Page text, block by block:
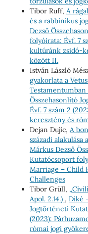
Tibor Ruff, A
és a rabbinikus
Dezső
folyóirata: Évf. 7
kultúránk zsidó-
között II.
István László
gyakorlata a
Testamentumban
Összehasonlító
Évf. 7 szám 2
keresztény és
Dejan Dujic, A
századi alakulása
Márkus Dezső
Kutatócsoport
Marriage – Child
Challenges
Tibor Grüll,
Apol. 2.14.) , Díké
Jogtörténeti
(2023):
római jogi